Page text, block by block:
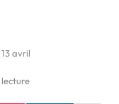
avril
lecture